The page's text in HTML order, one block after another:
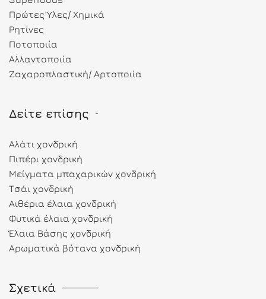
Πρώτες Ύλες/ Χημικά
Ρητίνες
Ποτοποιία
Αλλαντοποιία
Ζαχαροπλαστική/ Αρτοποιία
Δείτε επίσης
Αλάτι χονδρική
Πιπέρι χονδρική
Μείγματα μπαχαρικών χονδρική
Τσάι χονδρική
Αιθέρια έλαια χονδρική
Φυτικά έλαια χονδρική
Έλαια Βάσης χονδρική
Αρωματικά βότανα χονδρική
Σχετικά